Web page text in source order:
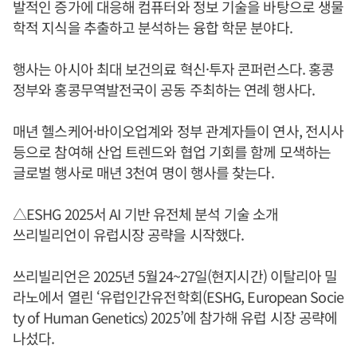
발적인 증가에 대응해 컴퓨터와 정보 기술을 바탕으로 생물
학적 지식을 추출하고 분석하는 융합 학문 분야다.
행사는 아시아 최대 보건의료 혁신·투자 콘퍼런스다. 홍콩
정부와 홍콩무역발전국이 공동 주최하는 연례 행사다.
매년 헬스케어·바이오업계와 정부 관계자들이 연사, 전시사
등으로 참여해 산업 트렌드와 협업 기회를 함께 모색하는
글로벌 행사로 매년 3천여 명이 행사를 찾는다.
△ESHG 2025서 AI 기반 유전체 분석 기술 소개
쓰리빌리언이 유럽시장 공략을 시작했다.
쓰리빌리언은 2025년 5월24~27일(현지시간) 이탈리아 밀
라노에서 열린 ‘유럽인간유전학회(ESHG, European Socie
ty of Human Genetics) 2025’에 참가해 유럽 시장 공략에
나섰다.